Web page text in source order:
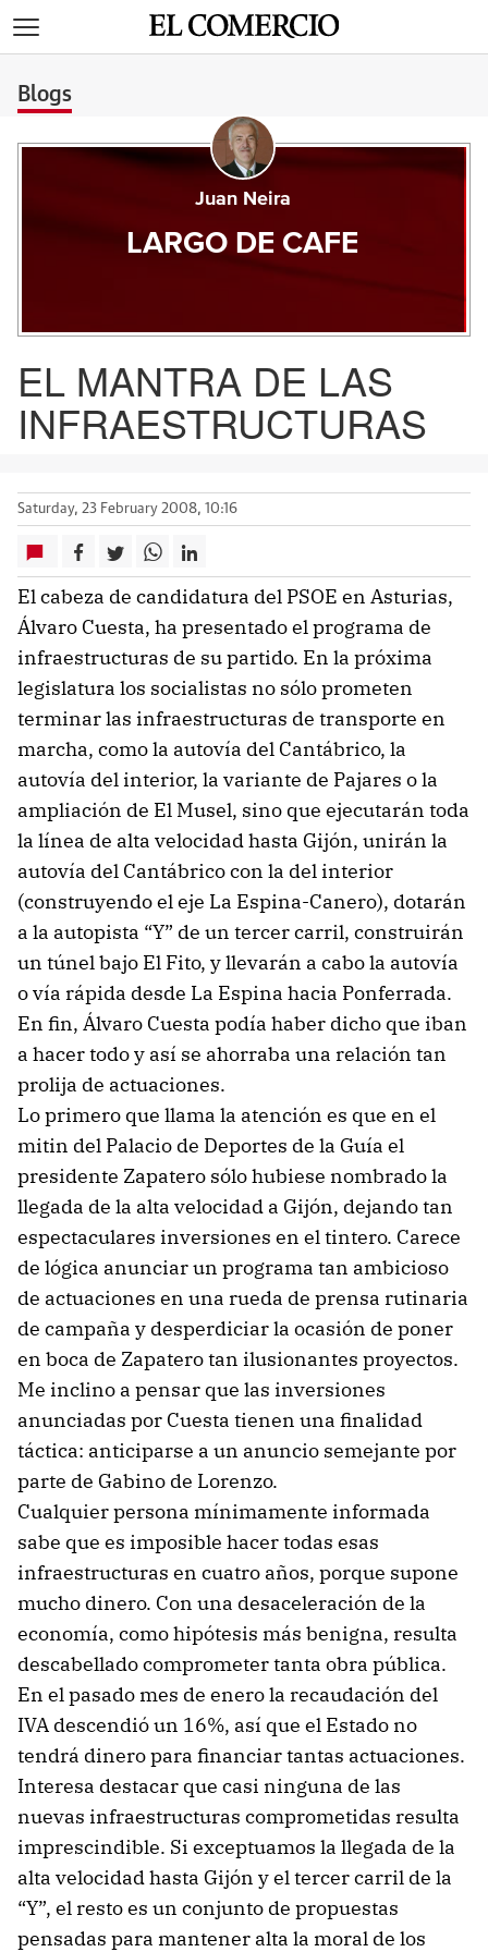
Blogs
Juan Neira
LARGO DE CAFE
EL MANTRA DE LAS
INFRAESTRUCTURAS
Saturday, 23 February 2008, 10:16
El cabeza de candidatura del PSOE en Asturias,
Álvaro Cuesta, ha presentado el programa de
infraestructuras de su partido. En la próxima
legislatura los socialistas no sólo prometen
terminar las infraestructuras de transporte en
marcha, como la autovía del Cantábrico, la
autovía del interior, la variante de Pajares o la
ampliación de El Musel, sino que ejecutarán toda
la línea de alta velocidad hasta Gijón, unirán la
autovía del Cantábrico con la del interior
(construyendo el eje La Espina-Canero), dotarán
a la autopista “Y” de un tercer carril, construirán
un túnel bajo El Fito, y llevarán a cabo la autovía
o vía rápida desde La Espina hacia Ponferrada.
En fin, Álvaro Cuesta podía haber dicho que iban
a hacer todo y así se ahorraba una relación tan
prolija de actuaciones.
Lo primero que llama la atención es que en el
mitin del Palacio de Deportes de la Guía el
presidente Zapatero sólo hubiese nombrado la
llegada de la alta velocidad a Gijón, dejando tan
espectaculares inversiones en el tintero. Carece
de lógica anunciar un programa tan ambicioso
de actuaciones en una rueda de prensa rutinaria
de campaña y desperdiciar la ocasión de poner
en boca de Zapatero tan ilusionantes proyectos.
Me inclino a pensar que las inversiones
anunciadas por Cuesta tienen una finalidad
táctica: anticiparse a un anuncio semejante por
parte de Gabino de Lorenzo.
Cualquier persona mínimamente informada
sabe que es imposible hacer todas esas
infraestructuras en cuatro años, porque supone
mucho dinero. Con una desaceleración de la
economía, como hipótesis más benigna, resulta
descabellado comprometer tanta obra pública.
En el pasado mes de enero la recaudación del
IVA descendió un 16%, así que el Estado no
tendrá dinero para financiar tantas actuaciones.
Interesa destacar que casi ninguna de las
nuevas infraestructuras comprometidas resulta
imprescindible. Si exceptuamos la llegada de la
alta velocidad hasta Gijón y el tercer carril de la
“Y”, el resto es un conjunto de propuestas
pensadas para mantener alta la moral de los